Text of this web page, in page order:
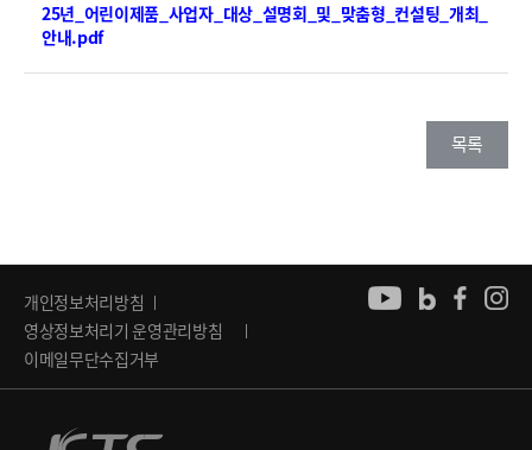
25년_어린이제품_사업자_대상_설명회_및_맞춤형_컨설팅_개최_
안내.pdf
목록
개인정보처리방침
영상정보처리기 운영관리방침
이메일무단수집거부